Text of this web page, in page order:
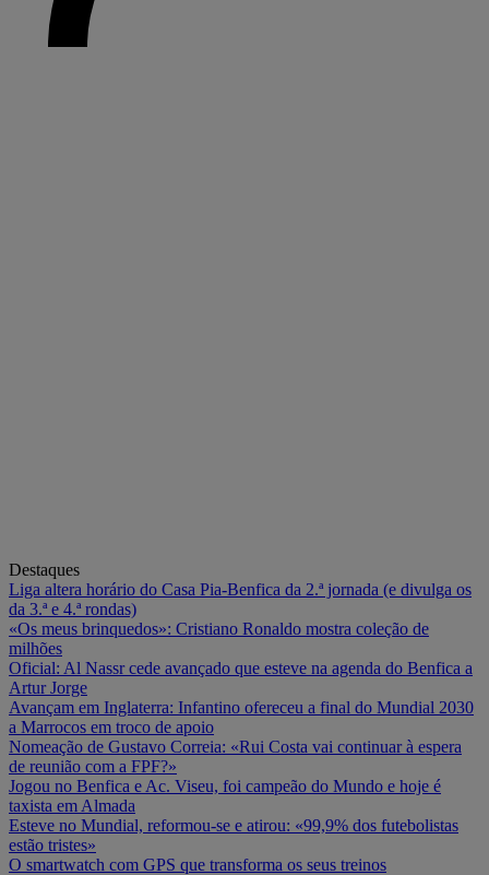
Destaques
Liga altera horário do Casa Pia-Benfica da 2.ª jornada (e divulga os
da 3.ª e 4.ª rondas)
«Os meus brinquedos»: Cristiano Ronaldo mostra coleção de
milhões
Oficial: Al Nassr cede avançado que esteve na agenda do Benfica a
Artur Jorge
Avançam em Inglaterra: Infantino ofereceu a final do Mundial 2030
a Marrocos em troco de apoio
Nomeação de Gustavo Correia: «Rui Costa vai continuar à espera
de reunião com a FPF?»
Jogou no Benfica e Ac. Viseu, foi campeão do Mundo e hoje é
taxista em Almada
Esteve no Mundial, reformou-se e atirou: «99,9% dos futebolistas
estão tristes»
O smartwatch com GPS que transforma os seus treinos